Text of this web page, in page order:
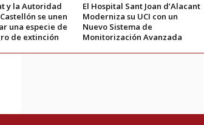
y la Autoridad
se unen
una especie de
de extinción
El Hospital Sant Joan d’Alacant
Moderniza su UCI con un
Nuevo Sistema de
Monitorización Avanzada